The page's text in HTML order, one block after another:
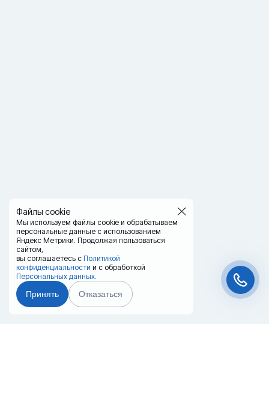
Файлы cookie
Мы используем файлы cookie и обрабатываем
персональные данные с использованием
Яндекс Метрики. Продолжая пользоваться
сайтом,
вы соглашаетесь с Политикой
конфиденциальности и с обработкой
Персональных данных.
Принять Отказаться